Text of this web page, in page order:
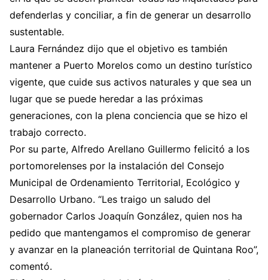
defenderlas y conciliar, a fin de generar un desarrollo
sustentable.
Laura Fernández dijo que el objetivo es también
mantener a Puerto Morelos como un destino turístico
vigente, que cuide sus activos naturales y que sea un
lugar que se puede heredar a las próximas
generaciones, con la plena conciencia que se hizo el
trabajo correcto.
Por su parte, Alfredo Arellano Guillermo felicitó a los
portomorelenses por la instalación del Consejo
Municipal de Ordenamiento Territorial, Ecológico y
Desarrollo Urbano. “Les traigo un saludo del
gobernador Carlos Joaquín González, quien nos ha
pedido que mantengamos el compromiso de generar
y avanzar en la planeación territorial de Quintana Roo”,
comentó.